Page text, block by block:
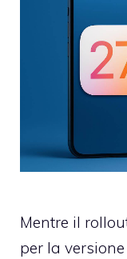
Mentre il
per la